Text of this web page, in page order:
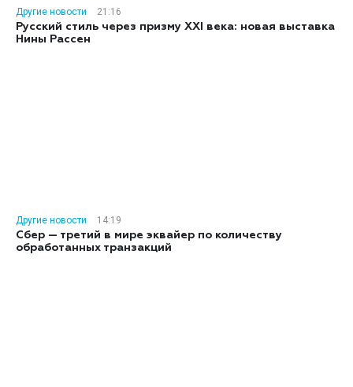
Другие новости
21:16
Русский стиль через призму XXI века: новая выставка
Нины Рассен
Другие новости
14:19
Сбер — третий в мире эквайер по количеству
обработанных транзакций